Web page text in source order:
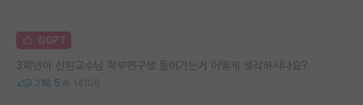
김GPT
3학년이 신임교수님 학부연구생 들어가는거 어떻게 생각하시나요?
2 5 14106